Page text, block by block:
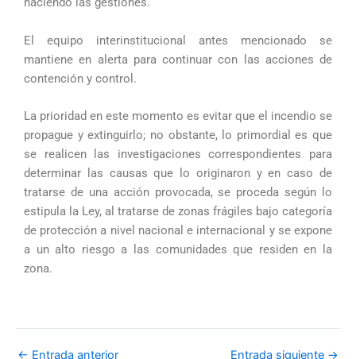
El equipo interinstitucional antes mencionado se
mantiene en alerta para continuar con las acciones de
contención y control.
La prioridad en este momento es evitar que el incendio se
propague y extinguirlo; no obstante, lo primordial es que
se realicen las investigaciones correspondientes para
determinar las causas que lo originaron y en caso de
tratarse de una acción provocada, se proceda según lo
estipula la Ley, al tratarse de zonas frágiles bajo categoría
de protección a nivel nacional e internacional y se expone
a un alto riesgo a las comunidades que residen en la
zona.
← Entrada anterior Entrada siguiente →